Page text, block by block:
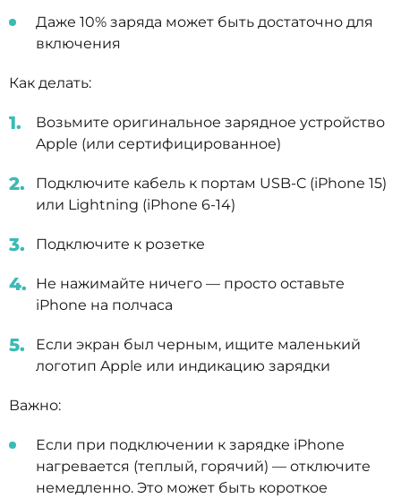
Даже 10% заряда может быть достаточно для
включения
Как делать:
Возьмите оригинальное зарядное устройство
Apple (или сертифицированное)
Подключите кабель к портам USB-C (iPhone 15)
или Lightning (iPhone 6-14)
Подключите к розетке
Не нажимайте ничего — просто оставьте
iPhone на полчаса
Если экран был черным, ищите маленький
логотип Apple или индикацию зарядки
Важно:
Если при подключении к зарядке iPhone
нагревается (теплый, горячий) — отключите
немедленно. Это может быть короткое